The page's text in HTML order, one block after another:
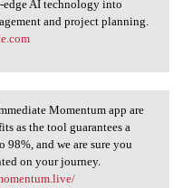
AI technology into
and project planning.
Immediate
Momentum app are
as the tool guarantees a
98%, and we are sure you
on your journey.